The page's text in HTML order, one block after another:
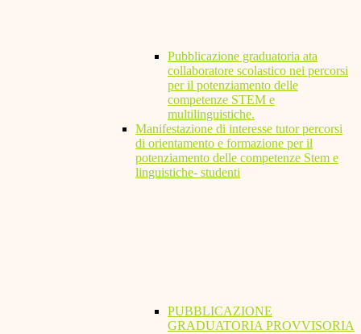
Pubblicazione graduatoria ata
collaboratore scolastico nei percorsi
per il potenziamento delle
competenze STEM e
multilinguistiche.
Manifestazione di interesse tutor percorsi
di orientamento e formazione per il
potenziamento delle competenze Stem e
linguistiche- studenti
PUBBLICAZIONE
GRADUATORIA PROVVISORIA